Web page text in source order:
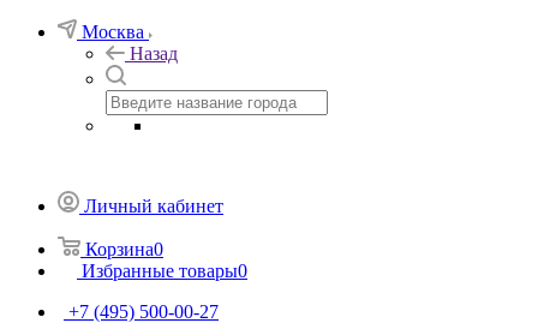
Москва
Назад
Личный кабинет
Корзина0
Избранные товары0
+7 (495) 500-00-27